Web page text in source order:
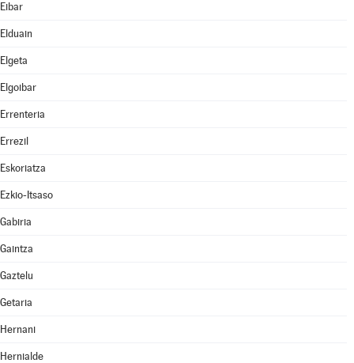
Eibar
Elduain
Elgeta
Elgoibar
Errenteria
Errezil
Eskoriatza
Ezkio-Itsaso
Gabiria
Gaintza
Gaztelu
Getaria
Hernani
Hernialde